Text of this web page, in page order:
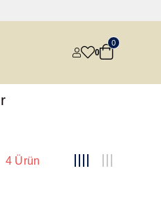
0
0
4 Ürün